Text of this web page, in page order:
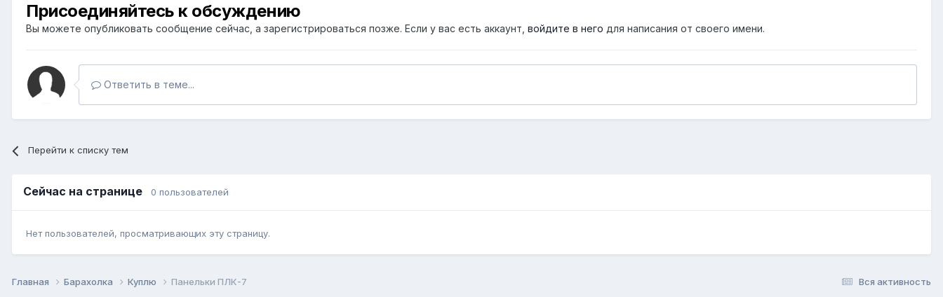
Присоединяйтесь к обсуждению
Вы можете опубликовать сообщение сейчас, а зарегистрироваться позже. Если у вас есть аккаунт, войдите в него для написания от своего имени.
Ответить в теме...
Перейти к списку тем
Сейчас на странице 0 пользователей
Нет пользователей, просматривающих эту страницу.
Вся активность
Главная Барахолка Куплю Панельки ПЛК-7